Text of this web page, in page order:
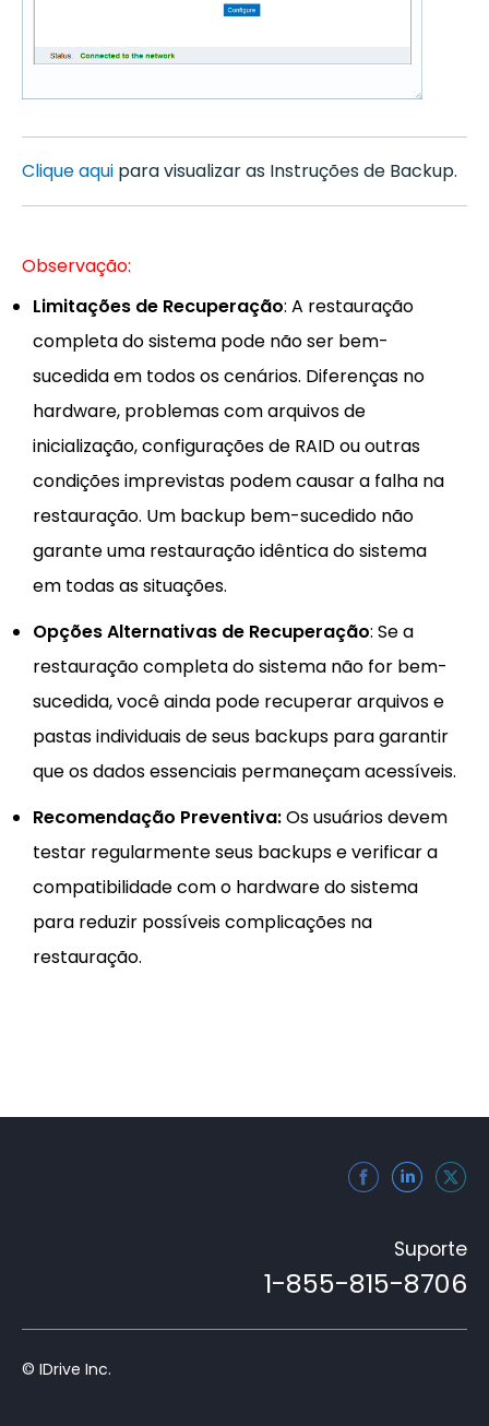
Clique aqui para visualizar as Instruções de Backup.
Observação:
Limitações de Recuperação: A restauração
completa do sistema pode não ser bem-
sucedida em todos os cenários. Diferenças no
hardware, problemas com arquivos de
inicialização, configurações de RAID ou outras
condições imprevistas podem causar a falha na
restauração. Um backup bem-sucedido não
garante uma restauração idêntica do sistema
em todas as situações.
Opções Alternativas de Recuperação: Se a
restauração completa do sistema não for bem-
sucedida, você ainda pode recuperar arquivos e
pastas individuais de seus backups para garantir
que os dados essenciais permaneçam acessíveis.
Recomendação Preventiva:Os usuários devem
testar regularmente seus backups e verificar a
compatibilidade com o hardware do sistema
para reduzir possíveis complicações na
restauração.
Suporte
1-855-815-8706
© IDrive Inc.